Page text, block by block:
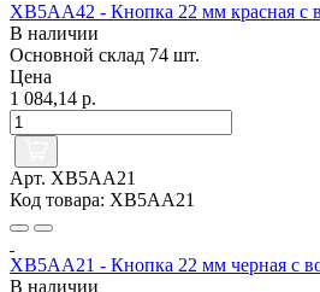
XB5AA42 - Кнопка 22 мм красная с
В наличии
Основной склад 74 шт.
Цена
1 084,14 р.
Арт. XB5AA21
Код товара: XB5AA21
XB5AA21 - Кнопка 22 мм черная с
В наличии